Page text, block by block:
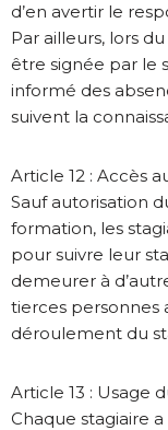
d’en avertir le
Par ailleurs, lors
être signée par le
informé des
suivent la
Article 12 : Accès
Sauf autorisation
formation, les
pour suivre leur
demeurer à
tierces personnes
déroulement du
Article 13 : Usage
Chaque stagiaire